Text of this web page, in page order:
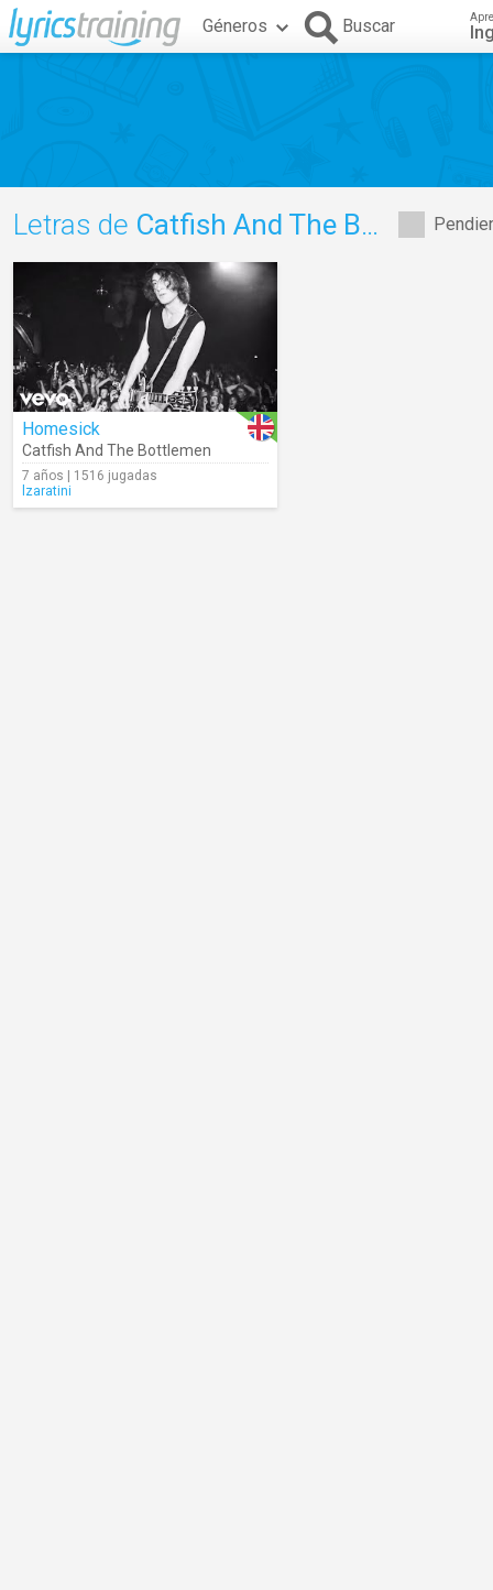
Géneros Buscar
Letras de Catfish And The Bottlemen
Homesick
Catfish And The Bottlemen
7 años | 1516 jugadas
lzaratini